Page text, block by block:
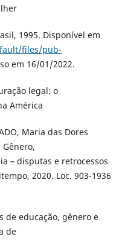
1995. Disponível em
files/pub-
em 16/01/2022.
legal: o
América
Maria das Dores
Gênero,
– disputas e retrocessos
2020. Loc. 903-1936
de educação, gênero e
de